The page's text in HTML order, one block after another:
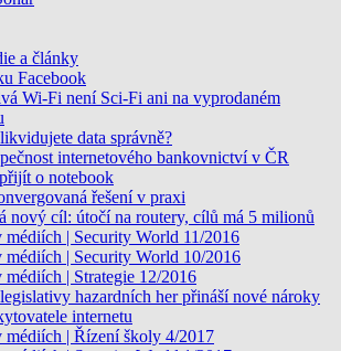
a články
Facebook
Wi-Fi není Sci-Fi ani na vyprodaném
data správně?
internetového bankovnictví v ČR
o notebook
řešení v praxi
nový cíl: útočí na routery, cílů má 5 milionů
| Security World 11/2016
| Security World 10/2016
| Strategie 12/2016
hazardních her přináší nové nároky
internetu
| Řízení školy 4/2017